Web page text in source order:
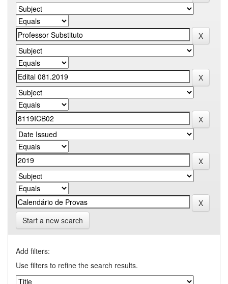
Start a new search
Add filters:
Use filters to refine the search results.